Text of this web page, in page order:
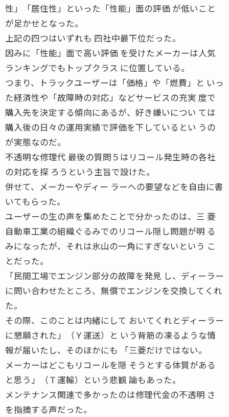
性」「居住性」といった「性能」面の評価 が低いこと
が足かせとなった。
上記の四つはいずれも 四社中最下位だった。
因みに「性能」面で高い評価 を受けたメーカーは人気
ランキングでもトップクラス に位置している。
つまり、トラックユーザーは「価格」や「燃費」と いっ
た経済性や「故障時の対応」などサービスの充実 度で
購入先を決定する傾向にあるが、好き嫌いについ ては
購入後の日々の運用実績で評価を下しているとい うの
が実態なのだ。
不透明な修理代 最後の質問５はリコール発生時の各社
の対応を探 ろうという主旨で設けた。
併せて、メーカーやディー ラーへの要望などを自由に書
いてもらった。
ユーザーの生の声を集めたことで分かったのは、三 菱
自動車工業の組織ぐるみでのリコール隠し問題が明 る
みになったが、それは氷山の一角にすぎないという こ
とだった。
「民間工場でエンジン部分の故障を発見 し、ディーラー
に問い合わせたところ、無償でエンジンを交換してくれ
た。
その際、このことは内緒にして おいてくれとディーラー
に懇願された」（Ｙ運送）と いう背筋の凍るような情
報が届いたし、そのほかにも 「三菱だけではない。
メーカーはどこもリコールを隠 そうとする体質がある
と思う」（Ｔ運輸）という悲観 論もあった。
メンテナンス関連で多かったのは修理代金の不透明 さ
を指摘する声だった。